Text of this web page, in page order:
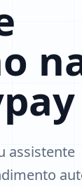
assistente